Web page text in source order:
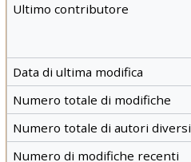
Ultimo contributore
Data di ultima modifica
Numero totale di modifiche
Numero totale di autori diversi
Numero di modifiche recenti